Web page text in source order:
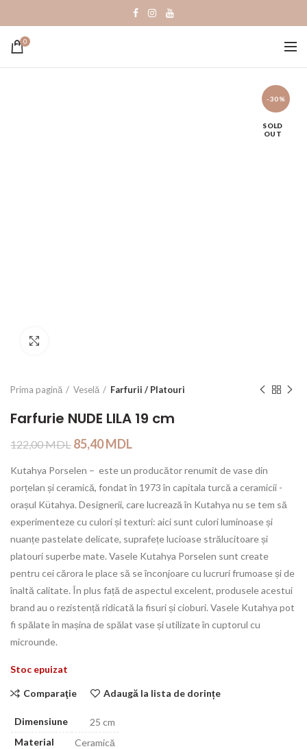
0
-30%
SOLD
OUT
Prima pagină Veselă Farfurii / Platouri
Farfurie NUDE LILA 19 cm
122,00MDL 85,40MDL
Kutahya Porselen – este un producător renumit de vase din
porțelan și ceramică, fondat în 1973 în capitala turcă a ceramicii -
orașul Kütahya. Designerii, care lucrează în Kutahya nu se tem să
experimenteze cu culori și texturi: aici sunt culori luminoase și
nuanțe pastelate delicate, suprafețe lucioase strălucitoare și
platouri superbe mate. Vasele Kutahya Porselen sunt create
pentru cei cărora le place să se înconjoare cu lucruri frumoase și de
înaltă calitate. În plus față de aspectul excelent, produsele acestui
brand au o rezistență ridicată la fisuri și cioburi. Vasele Kutahya pot
fi spălate în mașina de spălat vase și utilizate în cuptorul cu
microunde.
Stoc epuizat
Comparaţie Adaugă la lista de dorințe
Dimensiune
25 cm
Material
Ceramică